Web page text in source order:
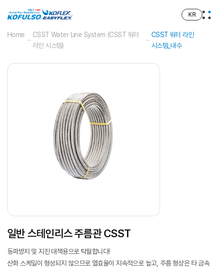
KR
Home
CSST Water Line System (CSST 워터
라인 시스템)
CSST 워터 라인
시스템_내수
일반 스테인리스 주름관 CSST
동파방지 및 지진 대책용으로 탁월합니다!
산화 스케일이 형성되지 않으므로 열효율이 지속적으로 높고, 주름 형상은 타 금속